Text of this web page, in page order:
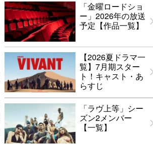
「金曜ロードショ
ー」2026年の放送
予定【作品一覧】
【2026夏ドラマ一
覧】7月期スター
ト！キャスト・あ
らすじ
「ラヴ上等」シー
ズン2メンバー
【一覧】